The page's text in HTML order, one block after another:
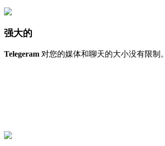
强大的
Telegeram 对您的媒体和聊天的大小没有限制。